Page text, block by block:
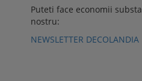
Puteti face economii
nostru:
NEWSLETTER DECOLANDIA